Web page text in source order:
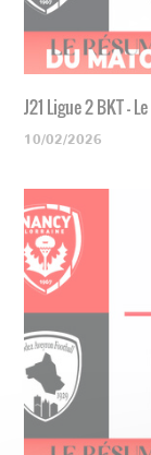
J21 Ligue 2 BKT -
10/02/2026